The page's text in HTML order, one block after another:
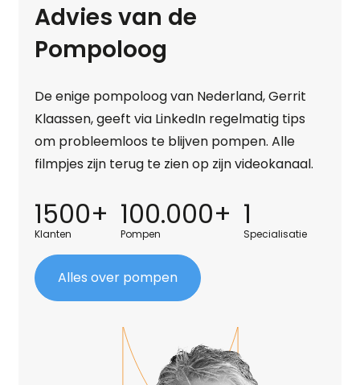
Advies van de
Pompoloog
De enige pompoloog van Nederland, Gerrit
Klaassen, geeft via LinkedIn regelmatig tips
om probleemloos te blijven pompen. Alle
filmpjes zijn terug te zien op zijn videokanaal.
1500+
Klanten
100.000+
Pompen
1
Specialisatie
Alles over pompen